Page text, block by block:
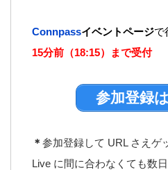
Connpassイベントページで
15分前（18:15）まで受付
参加登録
＊ 参加登録して URL さえゲ
Live に間に合わなくても数